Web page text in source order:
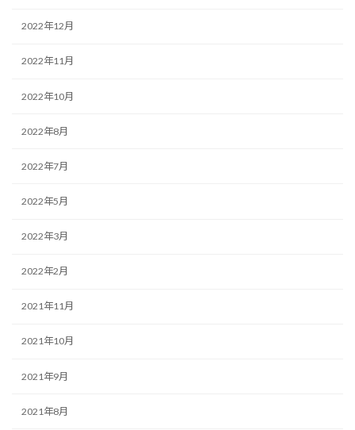
2022年12月
2022年11月
2022年10月
2022年8月
2022年7月
2022年5月
2022年3月
2022年2月
2021年11月
2021年10月
2021年9月
2021年8月